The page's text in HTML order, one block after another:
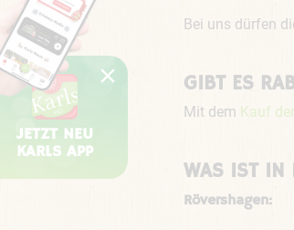
Bei uns dürfen
GIBT ES
Mit dem Kauf
WAS IST IN
Rövershagen:
JETZT NEU
KARLS APP